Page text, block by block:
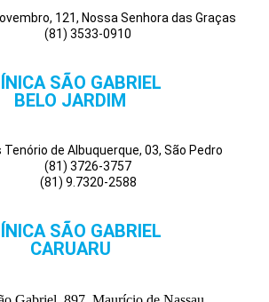
121, Nossa Senhora das Graças
(81) 3533-0910
SÃO GABRIEL
BELO JARDIM
Tenório de Albuquerque, 03, São Pedro
(81) 3726-3757
(81) 9.7320-2588
SÃO GABRIEL
CARUARU